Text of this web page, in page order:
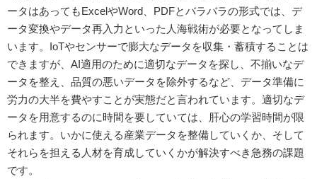
ータはあってもExcelやWord、PDFとバラバラの形式では、デ
ータ変換やデータ再入力といった人海戦術が必要となってしま
います。IoTやセンサーで膨大なデータを収集・蓄積することは
できますが、AI適用のために適切なデータを探し、不揃いなデ
ータを整え、品質の悪いデータを除外するなど、データ準備に
労力の大半を費やすことが実態だと言われています。適切なデ
ータを用意するのに時間を要していては、肝心の学習時間が限
られます。いかに使える産業データを整備していくか、そして
それらを担える人材を育成していくかが解決すべき急務の課題
です。